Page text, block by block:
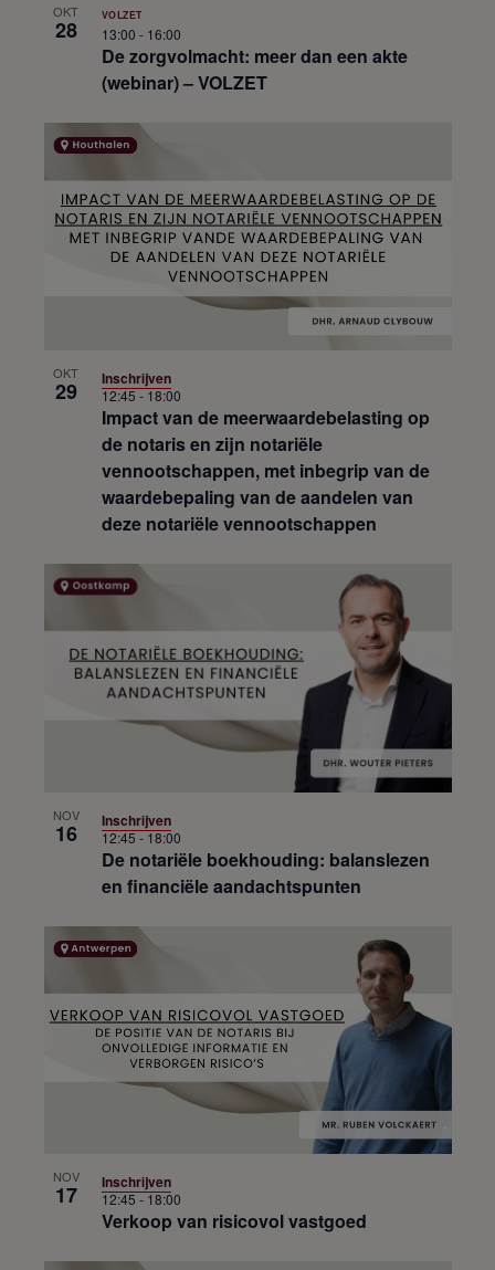
OKT
28
De zorgvolmacht: meer dan een akte
(webinar) – VOLZET
13:00 - 16:00
VOLZET
OKT
29
Impact van de meerwaardebelasting op
de notaris en zijn notariële
vennootschappen, met inbegrip van de
waardebepaling van de aandelen van
deze notariële vennootschappen
12:45-18:00
Inschrijven
NOV
16
De notariële boekhouding: balanslezen
en financiële aandachtspunten
12:45-18:00
Inschrijven
NOV
17
Verkoop van risicovol vastgoed
12:45-18:00
Inschrijven